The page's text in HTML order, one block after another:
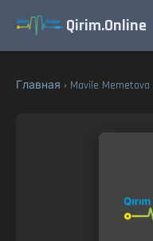
Qirim.Online
Главная › Mavile Memetova